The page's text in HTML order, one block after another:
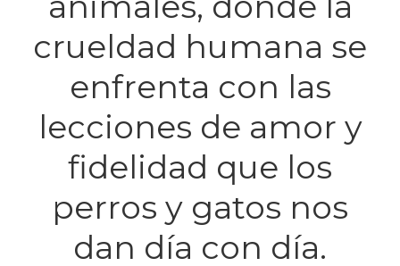
crueldad humana se
enfrenta con las
lecciones de amor y
fidelidad que los
perros y gatos nos
dan día con día.